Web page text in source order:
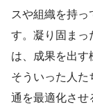
スや組織を持っ
す。凝り固まっ
は、成果を出す
そういった人た
通を最適化させ